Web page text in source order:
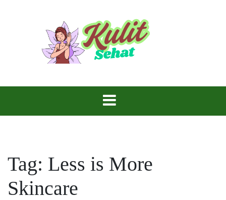
Kulit Sehat
Tag: Less is More
Skincare